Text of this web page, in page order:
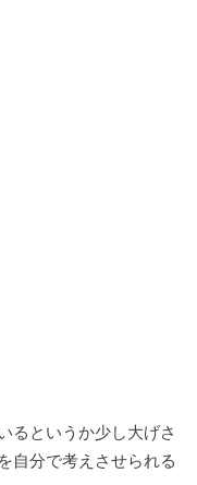
るというか少し大げさ
自分で考えさせられる